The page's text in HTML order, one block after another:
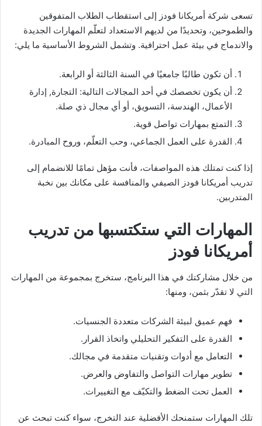
تسعى شركة أمريكانا فودز إلى استقطاب الطلاب المتفوقين
والطموحين، وتحديدًا من لديهم الاستعداد لتعلّم المهارات الجديدة
والاندماج في بيئة عمل احترافية. وتشمل الشروط الأساسية ما يلي:
أن تكون طالبًا جامعيًا في السنة الثالثة أو الرابعة.
أن يكون تخصصك في أحد المجالات التالية: التجارة, إدارة
الأعمال، الهندسة، التسويق، أو أي مجال ذي صلة.
التمتع بمهارات تواصل قوية.
القدرة على العمل الجماعي، وحب التعلّم، وروح المبادرة.
إذا كنت تمتلك هذه المواصفات، فأنت مؤهل تمامًا للانضمام إلى
تدريب أمريكانا فودز الصيفي والمنافسة على مكانك بين نخبة
المتدربين.
المهارات التي ستكتسبها من تدريب
أمريكانا فودز
من خلال مشاركتك في هذا البرنامج، ستخرج بمجموعة من المهارات
التي لا تقدّر بثمن، ومنها:
فهم عميق لبيئة الشركات متعددة الجنسيات.
القدرة على التفكير التحليلي واتخاذ القرار.
التعامل مع أدوات وتقنيات متقدمة في مجالك.
تطوير مهارات التواصل والتفاوض والعرض.
العمل تحت الضغط والتكيّف مع التغييرات.
تلك المهارات ستمنحك الأفضلية عند التخرج، سواء كنت تبحث عن